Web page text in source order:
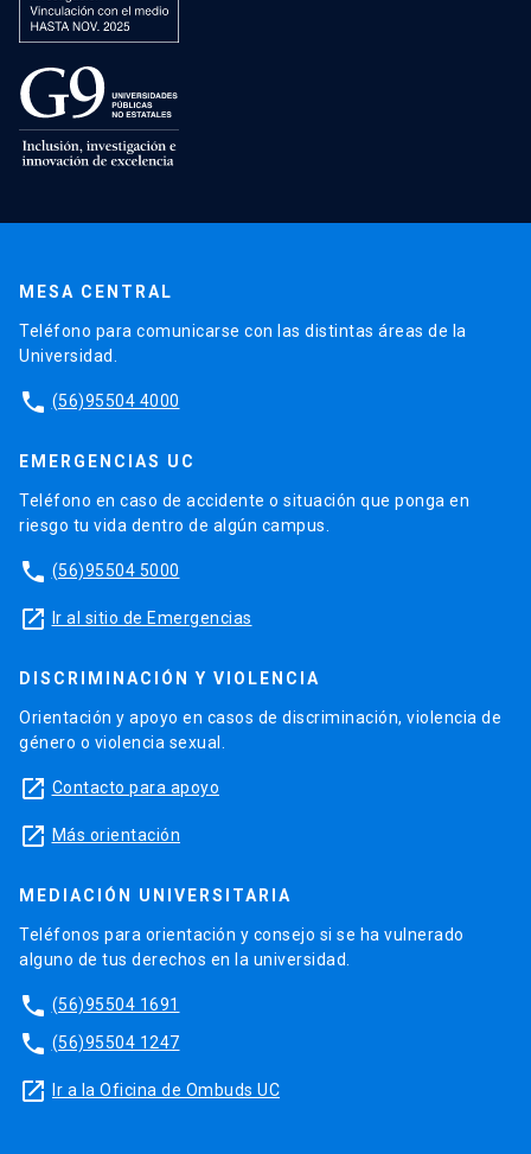
MESA CENTRAL
Teléfono para comunicarse con las distintas áreas de la
Universidad.
phone (56)95504 4000
EMERGENCIAS UC
Teléfono en caso de accidente o situación que ponga en
riesgo tu vida dentro de algún campus.
phone (56)95504 5000
launch Ir al sitio de Emergencias
DISCRIMINACIÓN Y VIOLENCIA
Orientación y apoyo en casos de discriminación, violencia de
género o violencia sexual.
launch Contacto para apoyo
launch Más orientación
MEDIACIÓN UNIVERSITARIA
Teléfonos para orientación y consejo si se ha vulnerado
alguno de tus derechos en la universidad.
phone (56)95504 1691
phone (56)95504 1247
launch Ir a la Oficina de Ombuds UC